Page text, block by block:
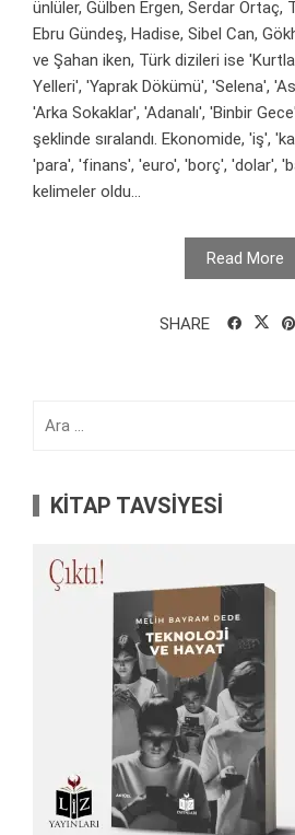
ünlüler, Gülben Ergen, Serdar Ortaç,
Ebru Gündeş, Hadise, Sibel Can,
ve Şahan iken, Türk dizileri ise
Yelleri', 'Yaprak Dökümü', 'Selena',
'Arka Sokaklar', 'Adanalı', 'Binbir
şeklinde sıralandı. Ekonomide, 'iş',
'para', 'finans', 'euro', 'borç', 'dolar',
kelimeler oldu...
Read More
SHARE
KİTAP TAVSİYESİ